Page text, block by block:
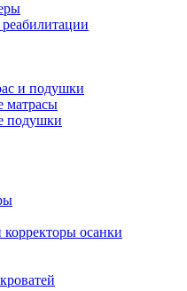
и подушки
матрасы
подушки
осанки